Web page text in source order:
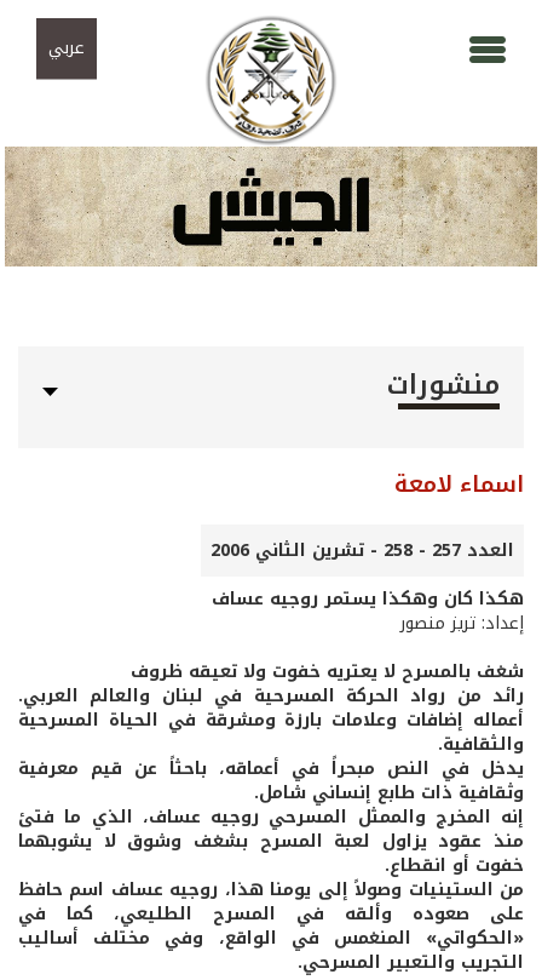
عربي
منشورات
اسماء لامعة
العدد 257 - 258 - تشرين الثاني 2006
هكذا كان وهكذا يستمر روجيه عساف
إعداد: تريز منصور
شغف بالمسرح لا يعتريه خفوت ولا تعيقه ظروف
رائد من رواد الحركة المسرحية في لبنان والعالم العربي.
أعماله إضافات وعلامات بارزة ومشرقة في الحياة المسرحية
والثقافية.
يدخل في النص مبحراً في أعماقه، باحثاً عن قيم معرفية
وثقافية ذات طابع إنساني شامل.
إنه المخرج والممثل المسرحي روجيه عساف، الذي ما فتئ
منذ عقود يزاول لعبة المسرح بشغف وشوق لا يشوبهما
خفوت أو انقطاع.
من الستينيات وصولاً إلى يومنا هذا، روجيه عساف اسم حافظ
على صعوده وألقه في المسرح الطليعي، كما في
«الحكواتي» المنغمس في الواقع، وفي مختلف أساليب
التجريب والتعبير المسرحي.